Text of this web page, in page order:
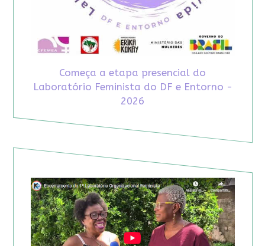
Começa a etapa presencial do
Laboratório Feminista do DF e Entorno -
2026